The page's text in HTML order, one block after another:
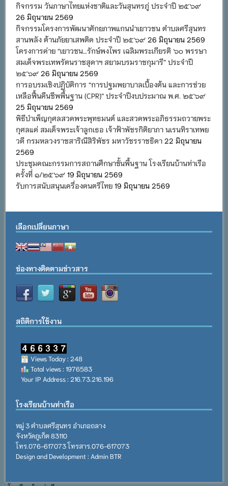
กิจกรรม วันภาษาไทยแห่งชาติและวันสุนทรภู่ ประจำปี ๒๕๖๙
26 มิถุนายน 2569
กิจกรรมโครงการพัฒนาศักยภาพแกนนำเยาวชน ตำบลศรีสุนทร
สานพลัง ต้านภัยยาเสพติด ประจำปี ๒๕๖๙ 26 มิถุนายน 2569
โครงการค่าย “เยาวชน…รักษ์พงไพร เฉลิมพระเกียรติ ๖๐ พรรษา
สมเด็จพระเทพรัตนราชสุดาฯ สยามบรมราชกุมารี” ประจำปี
๒๕๖๙ 26 มิถุนายน 2569
การอบรมเชิงปฏิบัติการ “การปฐมพยาบาลเบื้องต้น และการช่วย
เหลือฟื้นคืนชีพพื้นฐาน (CPR)” ประจำปีงบประมาณ พ.ศ. ๒๕๖๙
25 มิถุนายน 2569
พิธีบำเพ็ญกุศลสวดพระพุทธมนต์ และสวดพระอภิธรรมถวายพระ
กุศลแด่ สมเด็จพระเจ้าลูกเธอ เจ้าฟ้าพัชรกิติยาภา นเรนทิราเทพย
วดี กรมหลวงราชสาริณีสิริพัชร มหาวัชรราชธิดา 22 มิถุนายน
2569
ประชุมคณะกรรมการสถานศึกษาขั้นพื้นฐาน โรงเรียนบ้านท่าเรือ
ครั้งที่ ๑/๒๕๖๙ 19 มิถุนายน 2569
รับการสนับสนุนเครื่องดนตรีไทย 19 มิถุนายน 2569
เลือกเปลี่ยนภาษา
ช่องทางติดตามข่าวสาร
สถิติการใช้งาน
Views Today : 248
Total views : 1976583
Your IP Address : 216.73.216.196
โรงเรียนบ้านท่าเรือ
หมู่ 3 ตำบลศรีสุนทร อำเภอถลาง
จังหวัดภูเก็ต 83110
โทร.076-617073 โทรสาร.076-617073
Design and Development : Admin BTR